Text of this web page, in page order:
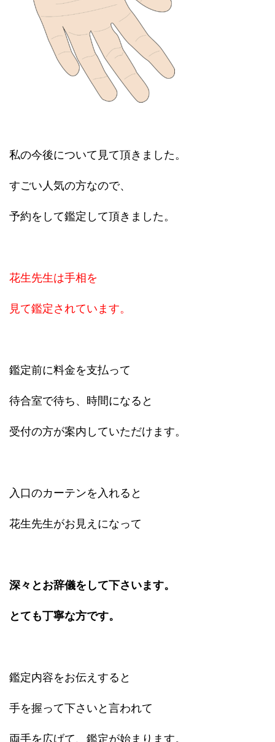
私の今後について見て頂きました。
すごい人気の方なので、
予約をして鑑定して頂きました。
花生先生は手相を
見て鑑定されています。
鑑定前に料金を支払って
待合室で待ち、時間になると
受付の方が案内していただけます。
入口のカーテンを入れると
花生先生がお見えになって
深々とお辞儀をして下さいます。
とても丁寧な方です。
鑑定内容をお伝えすると
手を握って下さいと言われて
両手を広げて、鑑定が始まります。